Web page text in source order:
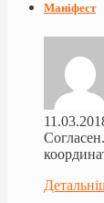
Маніфест